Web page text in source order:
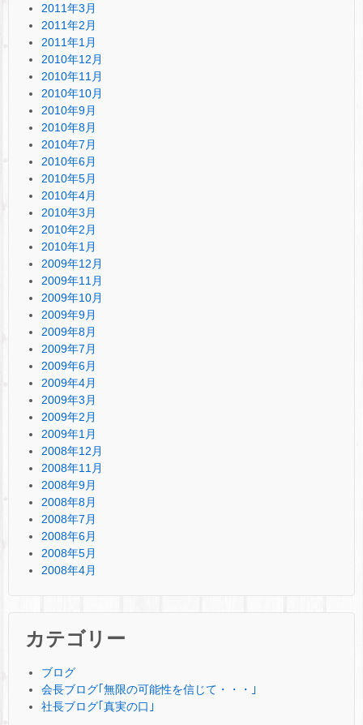
2011年3月
2011年2月
2011年1月
2010年12月
2010年11月
2010年10月
2010年9月
2010年8月
2010年7月
2010年6月
2010年5月
2010年4月
2010年3月
2010年2月
2010年1月
2009年12月
2009年11月
2009年10月
2009年9月
2009年8月
2009年7月
2009年6月
2009年4月
2009年3月
2009年2月
2009年1月
2008年12月
2008年11月
2008年9月
2008年8月
2008年7月
2008年6月
2008年5月
2008年4月
カテゴリー
ブログ
会長ブログ｢無限の可能性を信じて・・・｣
社長ブログ｢真実の口｣